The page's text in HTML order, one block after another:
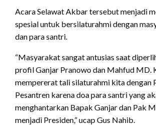
Acara Selawat Akbar tersebut menjadi
spesial untuk bersilaturahmi dengan
dan para santri.
“Masyarakat sangat antusias saat
profil Ganjar Pranowo dan Mahfud MD.
mempererat tali silaturahmi kita dengan
Pesantren karena doa para santri yang
menghantarkan Bapak Ganjar dan Pak
menjadi Presiden,” ucap Gus Nahib.